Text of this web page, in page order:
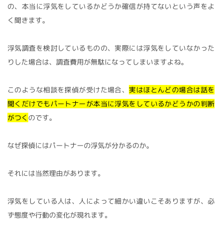
の、本当に浮気をしているかどうか確信が持てないという声をよ
く聞きます。
浮気調査を検討しているものの、実際には浮気をしていなかった
りした場合は、調査費用が無駄になってしまいますよね。
このような相談を探偵が受けた場合、 実はほとんどの場合は話を
聞くだけでもパートナーが本当に浮気をしているかどうかの判断
がつく のです。
なぜ探偵にはパートナーの浮気が分かるのか。
それには当然理由があります。
浮気をしている人は、人によって細かい違いこそありますが、必
ず態度や行動の変化が現れます。